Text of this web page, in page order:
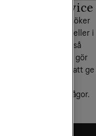
Personlig service
du inte det du söker
frågor och svar eller i
av våra artiklar så
vi dig gärna. Vi gör
vårt yttersta för att ge
svar på dina frågor.